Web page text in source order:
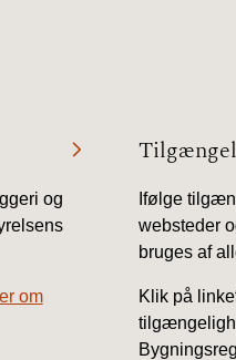
og
om
Ifølge
websteder
bruges af
Klik på